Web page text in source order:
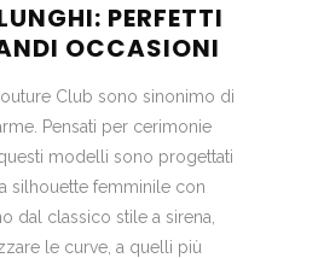
PERFETTI
OCCASIONI
Club sono sinonimo di
Pensati per cerimonie
modelli sono progettati
silhouette femminile con
dal classico stile a sirena,
le curve, a quelli più